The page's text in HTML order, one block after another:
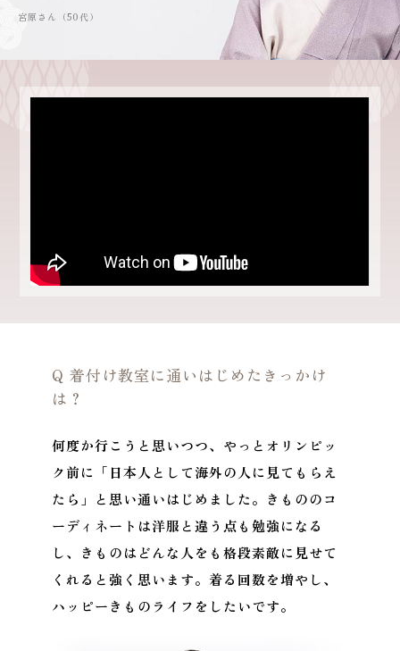
宮原さん（50代）
Q 着付け教室に通いはじめたきっかけ
は？
何度か行こうと思いつつ、やっとオリンピッ
ク前に「日本人として海外の人に見てもらえ
たら」と思い通いはじめました。きもののコ
ーディネートは洋服と違う点も勉強になる
し、きものはどんな人をも格段素敵に見せて
くれると強く思います。着る回数を増やし、
ハッピーきものライフをしたいです。